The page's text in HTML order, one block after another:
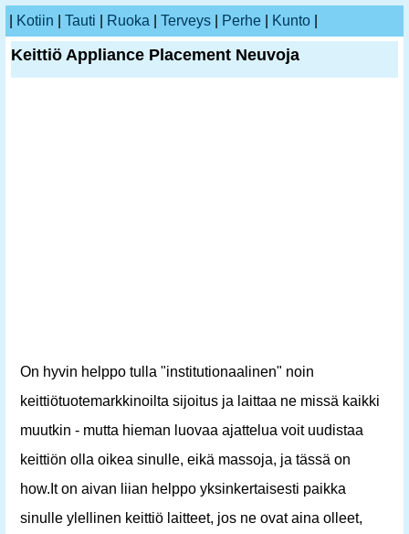
Kotiin Tauti Ruoka Terveys Perhe Kunto
Keittiö Appliance Placement Neuvoja
On hyvin helppo tulla "institutionaalinen" noin
keittiötuotemarkkinoilta sijoitus ja laittaa ne missä kaikki
muutkin - mutta hieman luovaa ajattelua voit uudistaa
keittiön olla oikea sinulle, eikä massoja, ja tässä on
how.It on aivan liian helppo yksinkertaisesti paikka
sinulle ylellinen keittiö laitteet, jos ne ovat aina olleet,